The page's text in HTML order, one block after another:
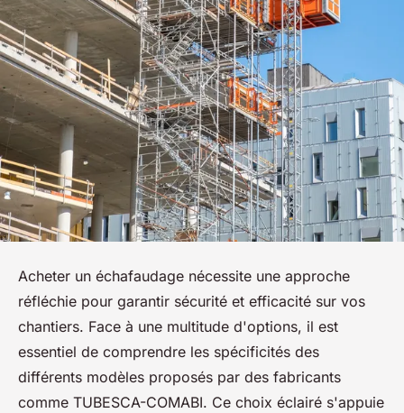
Acheter un échafaudage nécessite une approche
réfléchie pour garantir sécurité et efficacité sur vos
chantiers. Face à une multitude d'options, il est
essentiel de comprendre les spécificités des
différents modèles proposés par des fabricants
comme TUBESCA-COMABI. Ce choix éclairé s'appuie